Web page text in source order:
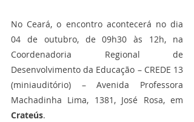
No Ceará, o encontro acontecerá no dia
04 de outubro, de 09h30 às 12h, na
Coordenadoria Regional de
Desenvolvimento da Educação – CREDE 13
(miniauditório) – Avenida Professora
Crateús.